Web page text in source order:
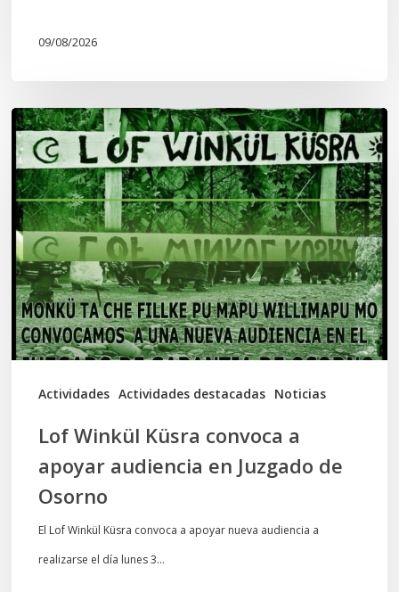
09/08/2026
Actividades Actividades destacadas Noticias
Lof
Winkül
Küsra
convoca
a
apoyar
audiencia
en
Juzgado
Lof Winkül Küsra convoca a
apoyar audiencia en Juzgado de
Osorno
El Lof Winkül Küsra convoca a apoyar nueva audiencia a
realizarse el día lunes 3…